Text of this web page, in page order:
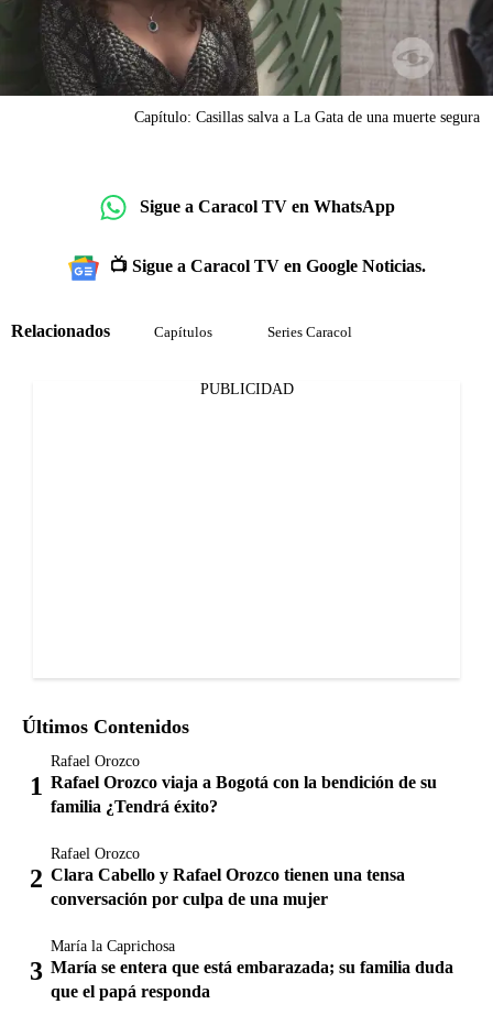
Capítulo: Casillas salva a La Gata de una muerte segura
Sigue a Caracol TV en WhatsApp
📺 Sigue a Caracol TV en Google Noticias.
Relacionados Capítulos Series Caracol
PUBLICIDAD
Últimos Contenidos
Rafael Orozco
Rafael Orozco viaja a Bogotá con la bendición de su
familia ¿Tendrá éxito?
Rafael Orozco
Clara Cabello y Rafael Orozco tienen una tensa
conversación por culpa de una mujer
María la Caprichosa
María se entera que está embarazada; su familia duda
que el papá responda